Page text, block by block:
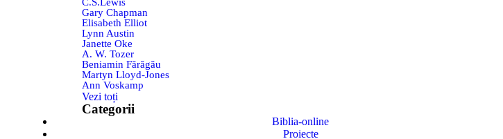
Gary Chapman
Elisabeth Elliot
Lynn Austin
Janette Oke
A. W. Tozer
Beniamin Fărăgău
Martyn Lloyd-Jones
Ann Voskamp
Vezi toți
Categorii
Biblia-online
Proiecte